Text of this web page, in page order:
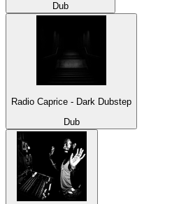
Dub
Radio Caprice - Dark Dubstep
Dub